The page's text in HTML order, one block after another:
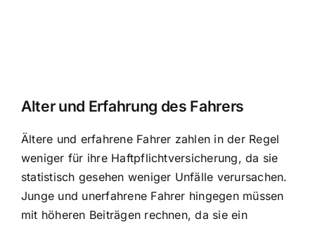
Alter und Erfahrung des Fahrers
Ältere und erfahrene Fahrer zahlen in der Regel
weniger für ihre Haftpflichtversicherung, da sie
statistisch gesehen weniger Unfälle verursachen.
Junge und unerfahrene Fahrer hingegen müssen
mit höheren Beiträgen rechnen, da sie ein